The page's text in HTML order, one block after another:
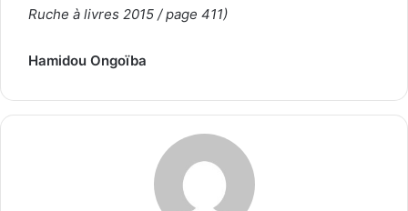
Ruche à livres 2015 / page 411)
Hamidou Ongoïba